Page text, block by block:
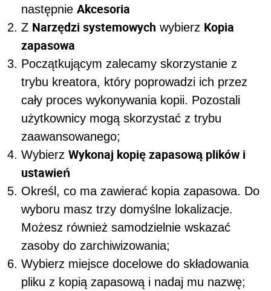
następnie Akcesoria
Z Narzędzi systemowych wybierz Kopia
zapasowa
Początkującym zalecamy skorzystanie z
trybu kreatora, który poprowadzi ich przez
cały proces wykonywania kopii. Pozostali
użytkownicy mogą skorzystać z trybu
zaawansowanego;
Wybierz Wykonaj kopię zapasową plików i
ustawień
Określ, co ma zawierać kopia zapasowa. Do
wyboru masz trzy domyślne lokalizacje.
Możesz również samodzielnie wskazać
zasoby do zarchiwizowania;
Wybierz miejsce docelowe do składowania
pliku z kopią zapasową i nadaj mu nazwę;